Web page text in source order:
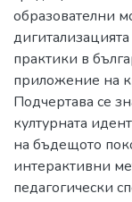
образователни
практики в
приложение на
Подчертава се
културната
на бъдещото
интерактивни
педагогически